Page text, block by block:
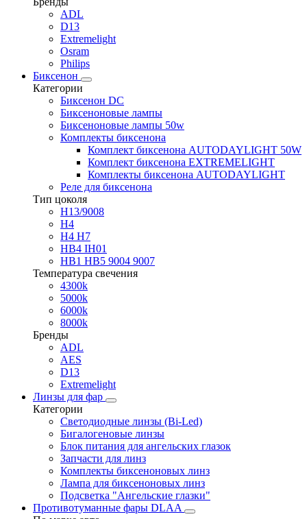
ADL
D13
Extremelight
Osram
Philips
Биксенон
Категории
Биксенон DC
Биксеноновые лампы
Биксеноновые лампы 50w
Комплекты биксенона
Комплект биксенона AUTODAYLIGHT 50W
Комплект биксенона EXTREMELIGHT
Комплекты биксенона AUTODAYLIGHT
Реле для биксенона
Тип цоколя
H13/9008
H4
H4 H7
HB4 IH01
HB1 HB5 9004 9007
Температура свечения
4300k
5000k
6000k
8000k
Бренды
ADL
AES
D13
Extremelight
Линзы для фар
Категории
Светодиодные линзы (Bi-Led)
Бигалогеновые линзы
Блок питания для ангельских глазок
Запчасти для линз
Комплекты биксеноновых линз
Лампа для биксеноновых линз
Подсветка "Ангельские глазки"
Противотуманные фары DLAA